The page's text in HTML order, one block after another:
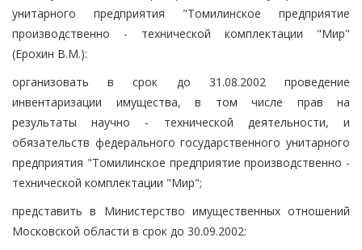
унитарного предприятия "Томилинское предприятие
производственно - технической комплектации "Мир"
(Ерохин В.М.):
организовать в срок до 31.08.2002 проведение
инвентаризации имущества, в том числе прав на
результаты научно - технической деятельности, и
обязательств федерального государственного унитарного
предприятия "Томилинское предприятие производственно -
технической комплектации "Мир";
представить в Министерство имущественных отношений
Московской области в срок до 30.09.2002: